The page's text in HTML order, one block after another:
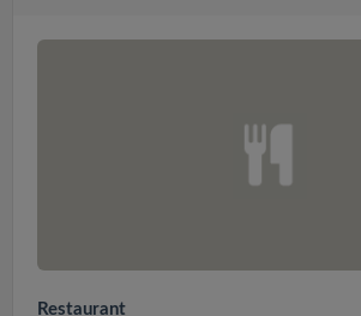
Restaurant